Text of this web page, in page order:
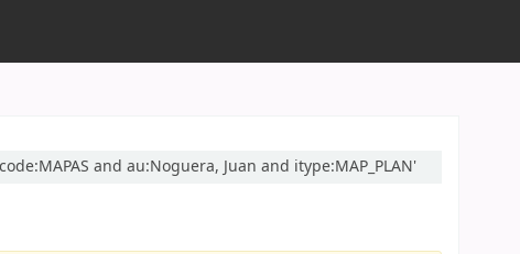
and au:Noguera, Juan and itype:MAP_PLAN'